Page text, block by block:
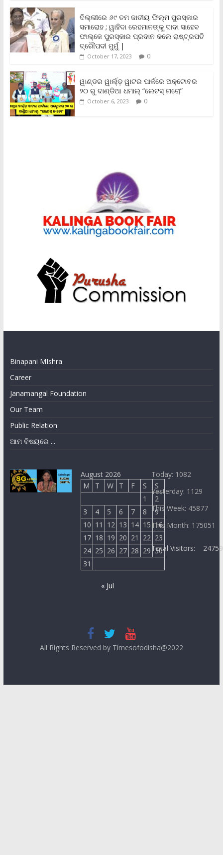
d
l
y
ଦିଲ୍ଲୀରେ ୬୯ ତମ ଜାତୀୟ ଫିଲ୍ମ ପୁରସ୍କାର
ସମାରୋହ ; ୱାହିଦା ରେହମାନଙ୍କୁ ଦାଦା ସାହେବ
ଫାଲ୍‌କେ ପୁରସ୍କାର ପ୍ରଦାନ କଲେ ରାଷ୍ଟ୍ରପତି
ଦ୍ରୌପଦୀ ମୁର୍ମୁ |
October 17, 2023 0
ୱାଣ୍ଡର ୱାର୍ଲ୍‌ଡ଼ ୱାଟର ପାର୍କରେ ଅକ୍ଟୋବର
୨୦ ରୁ ଦାଣ୍ଡିଆ ଧମାଲ୍ “ଲେଟସ୍ ନାଚୋ”
October 6, 2023 0
Binapani MIshra
Career
Janamangal Foundation
Our Team
Public Relation
ଆମ ବିଷୟରେ ...
August 2026
M
T W T F S
S
1
2
3
4 5 6 7 8
9
10 11 12 13 14 15 16
17 18 19 20 21 22 23
24 25 26 27 28 29 30
31
« Jul
Today: 1082
Yesterday: 1129
This Week: 45877
This Month: 175051
Total Visitors:
All Rights Reserved by Timesofodisha@2022